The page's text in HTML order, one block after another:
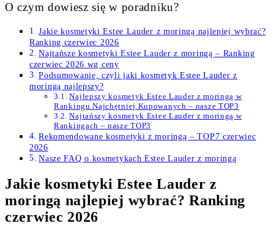
O czym dowiesz się w poradniku?
Jakie kosmetyki Estee Lauder z moringą najlepiej wybrać?
Ranking czerwiec 2026
Najtańsze kosmetyki Estee Lauder z moringą – Ranking
czerwiec 2026 wg ceny
Podsumowanie, czyli jaki kosmetyk Estee Lauder z
moringą najlepszy?
Najlepszy kosmetyk Estee Lauder z moringą w
Rankingu Najchętniej Kupowanych – nasze TOP3
Najtańszy kosmetyk Estee Lauder z moringą w
Rankingach – nasze TOP3
Rekomendowane kosmetyki z moringą – TOP7 czerwiec
2026
Nasze FAQ o kosmetykach Estee Lauder z moringą
Jakie kosmetyki Estee Lauder z
moringą najlepiej wybrać? Ranking
czerwiec 2026